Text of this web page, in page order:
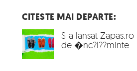
CITESTE MAI DEPARTE:
S-a lansat
de �nc?l??minte